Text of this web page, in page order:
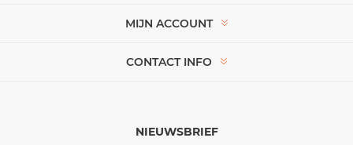
MIJN ACCOUNT
CONTACT INFO
NIEUWSBRIEF